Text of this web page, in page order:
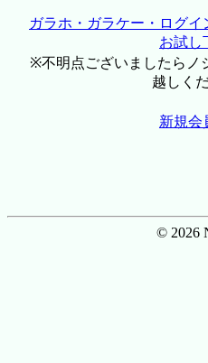
ガラホ・ガラケー・ログ
お試し
※不明点ございましたらノ
越しく
新規会
© 2026